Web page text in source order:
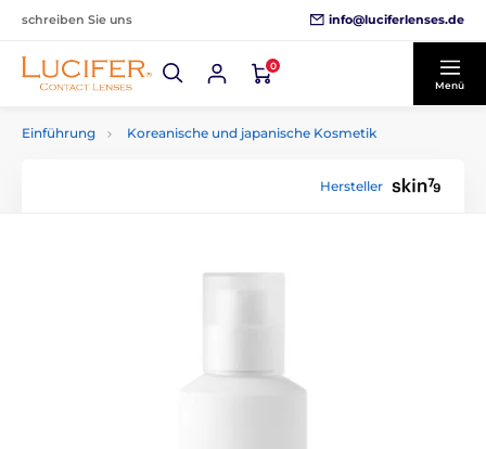
schreiben Sie uns info@luciferlenses.de
0
Menü
Einführung Koreanische und japanische Kosmetik
Hersteller